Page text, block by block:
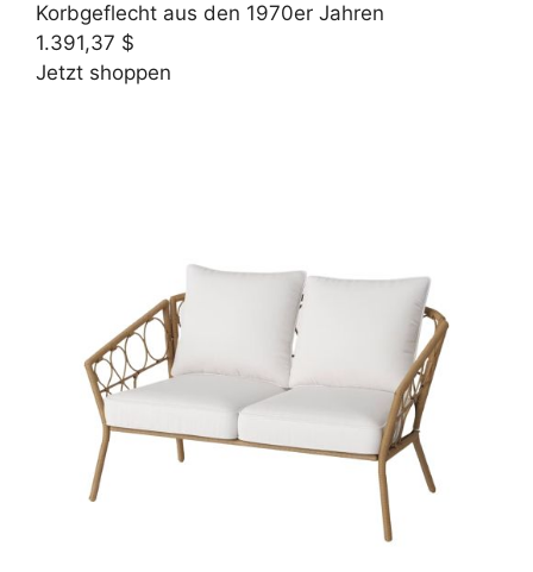
Korbgeflecht aus den 1970er Jahren
1.391,37 $
Jetzt shoppen